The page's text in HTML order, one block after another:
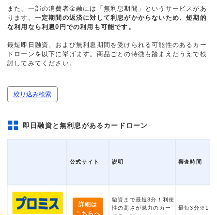
また、一部の消費者金融には「無利息期間」というサービスがあ
ります。 一定期間の返済に対して利息がかからないため、短期的
な利用なら利息0円での利用も可能です。
最短即日融資、および無利息期間を受けられる可能性のあるカー
ドローンを以下に挙げます。商品ごとの特徴も踏まえたうえで検
討してみてください。
絞り込み検索
即日融資と無利息があるカードローン
公式サイト 説明 審査時間
詳細は
こちらへ
融資まで最短3分！利便
性の高さが魅力のカー
最短3分※1